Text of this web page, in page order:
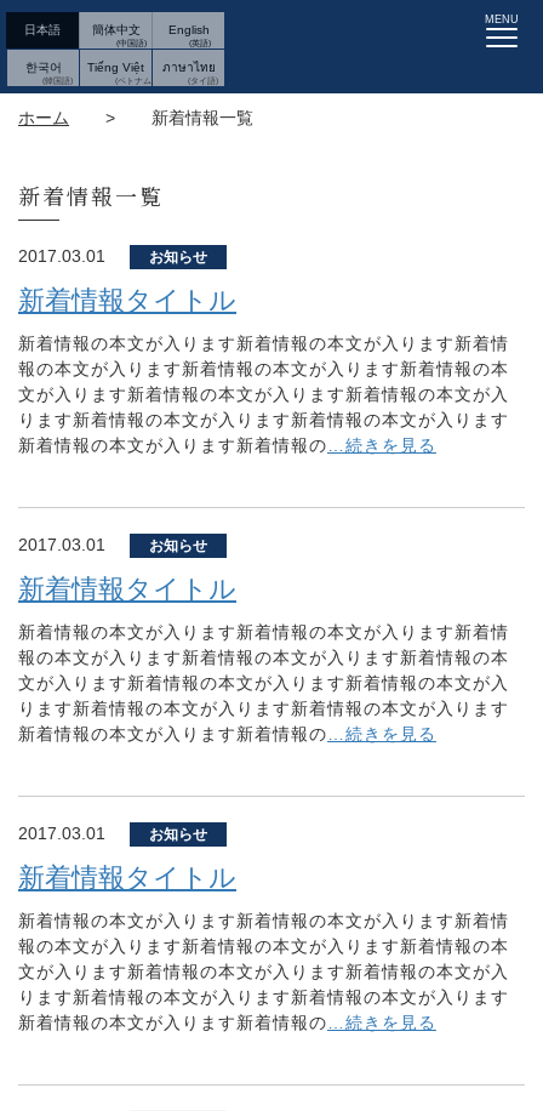
日本語 簡体中文 English
한국어 Tiếng Việt ภาษาไทย
MENU
ホーム > 新着情報一覧
新着情報一覧
2017.03.01 お知らせ
新着情報タイトル
新着情報の本文が入ります新着情報の本文が入ります新着情
報の本文が入ります新着情報の本文が入ります新着情報の本
文が入ります新着情報の本文が入ります新着情報の本文が入
ります新着情報の本文が入ります新着情報の本文が入ります
新着情報の本文が入ります新着情報の …続きを見る
2017.03.01 お知らせ
新着情報タイトル
新着情報の本文が入ります新着情報の本文が入ります新着情
報の本文が入ります新着情報の本文が入ります新着情報の本
文が入ります新着情報の本文が入ります新着情報の本文が入
ります新着情報の本文が入ります新着情報の本文が入ります
新着情報の本文が入ります新着情報の …続きを見る
2017.03.01 お知らせ
新着情報タイトル
新着情報の本文が入ります新着情報の本文が入ります新着情
報の本文が入ります新着情報の本文が入ります新着情報の本
文が入ります新着情報の本文が入ります新着情報の本文が入
ります新着情報の本文が入ります新着情報の本文が入ります
新着情報の本文が入ります新着情報の …続きを見る